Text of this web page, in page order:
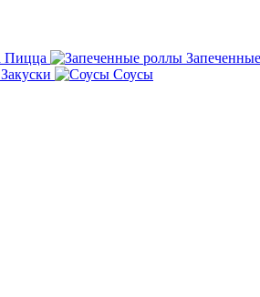
Пицца
Закуски Соусы